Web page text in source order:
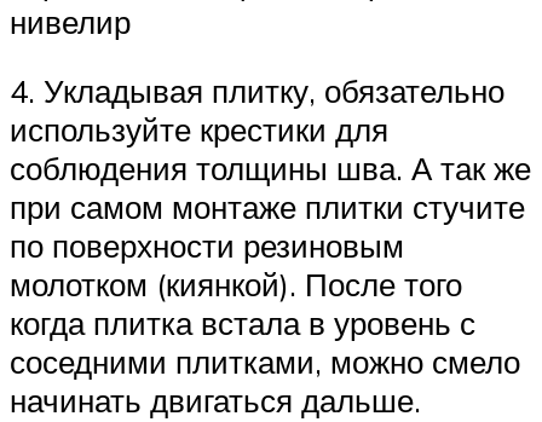
нивелир
4. Укладывая плитку, обязательно
используйте крестики для
соблюдения толщины шва. А так же
при самом монтаже плитки стучите
по поверхности резиновым
молотком (киянкой). После того
когда плитка встала в уровень с
соседними плитками, можно смело
начинать двигаться дальше.